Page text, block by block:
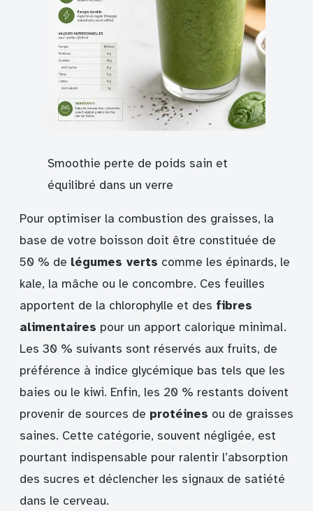
Smoothie perte de poids sain et
équilibré dans un verre
Pour optimiser la combustion des graisses, la
base de votre boisson doit être constituée de
50 % de légumes verts comme les épinards, le
kale, la mâche ou le concombre. Ces feuilles
apportent de la chlorophylle et des fibres
alimentaires pour un apport calorique minimal.
Les 30 % suivants sont réservés aux fruits, de
préférence à indice glycémique bas tels que les
baies ou le kiwi. Enfin, les 20 % restants doivent
provenir de sources de protéines ou de graisses
saines. Cette catégorie, souvent négligée, est
pourtant indispensable pour ralentir l’absorption
des sucres et déclencher les signaux de satiété
dans le cerveau.